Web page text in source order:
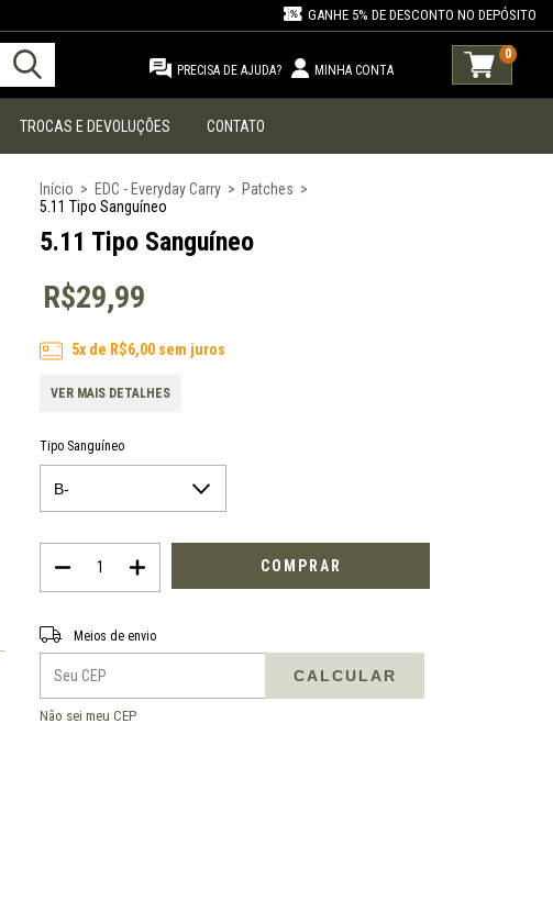
GANHE 5% DE DESCONTO NO DEPÓSITO
PRECISA DE AJUDA? MINHA CONTA
0
TROCAS E DEVOLUÇÕES CONTATO
Início > EDC - Everyday Carry > Patches >
5.11 Tipo Sanguíneo
5.11 Tipo Sanguíneo
R$29,99
5x de R$6,00sem juros
VER MAIS DETALHES
Tipo Sanguíneo
Entregas para o CEP:
Meios de envio
CALCULAR
Não sei meu CEP